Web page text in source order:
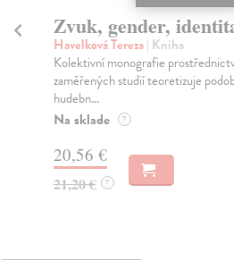
Zvuk, gender,
Havelková Tereza| Kniha
Kolektivní monografie
zaměřených studií teoretizuje
hudebn...
Na sklade ?
20,56 €
21,20 € ?